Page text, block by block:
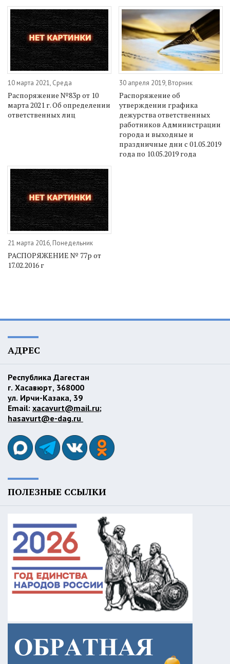
10 марта 2021, Среда
Распоряжение №83р от 10
марта 2021 г. Об определении
ответственных лиц
30 апреля 2019, Вторник
Распоряжение об
утверждении графика
дежурства ответственных
работников Администрации
города и выходные и
праздничные дни с 01.05.2019
года по 10.05.2019 года
21 марта 2016, Понедельник
РАСПОРЯЖЕНИЕ № 77р от
17.02.2016 г
АДРЕС
Республика Дагестан
г. Хасавюрт, 368000
ул. Ирчи-Казака, 39
Email: xacavurt@mail.ru;
hasavurt@e-dag.ru
ПОЛЕЗНЫЕ ССЫЛКИ